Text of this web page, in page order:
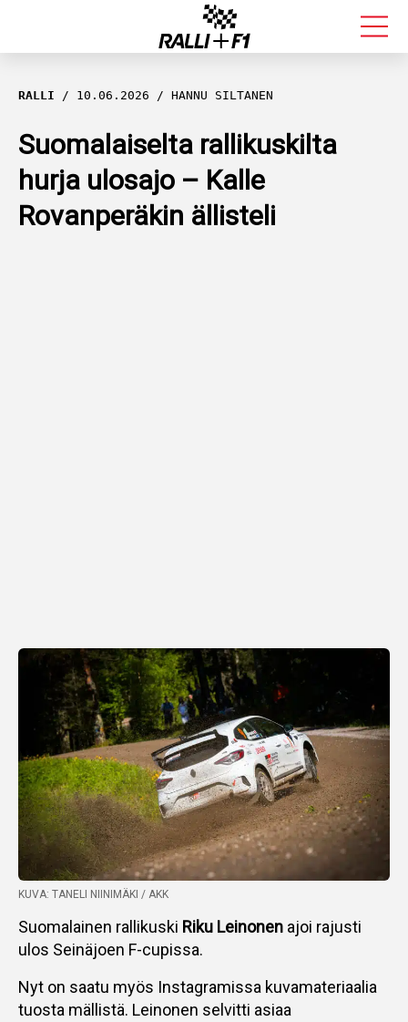
FORMULA 1
RALLI
KALLE ROVANPERÄ
VALTTERI BOTTAS
RALLI 10.06.2026 HANNU SILTANEN
Suomalaiselta rallikuskilta
hurja ulosajo – Kalle
Rovanperäkin ällisteli
KUVA: TANELI NIINIMÄKI / AKK
Suomalainen rallikuski Riku Leinonen ajoi rajusti
ulos Seinäjoen F-cupissa.
Nyt on saatu myös Instagramissa kuvamateriaalia
tuosta mällistä. Leinonen selvitti asiaa